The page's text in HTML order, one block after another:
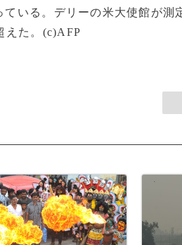
ている。デリーの米大使館が測
えた。(c)AFP